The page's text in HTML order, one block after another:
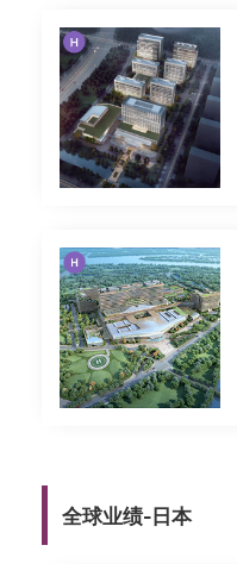
全球业绩-日本